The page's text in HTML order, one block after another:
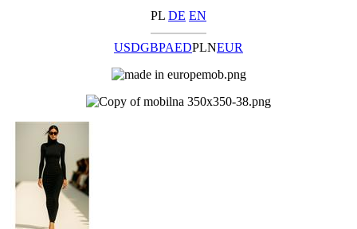
PL DE EN
USDGBPAEDPLNEUR